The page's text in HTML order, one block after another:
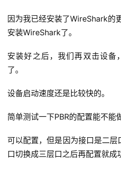
因为我已经安装了WireShark的
安装WireShark了。
安装好之后，我们再双击设
了。
设备启动速度还是比较快的。
简单测试一下PBR的配置能不能
可以配置，但是因为接口是二
口切换成三层口之后再配置就成